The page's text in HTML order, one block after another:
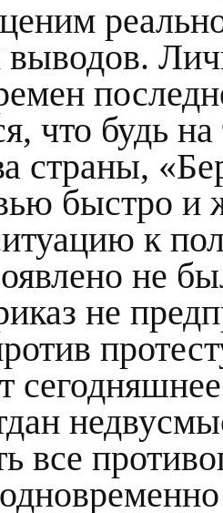
что будь
страны,
быстро и
к
не
не
все